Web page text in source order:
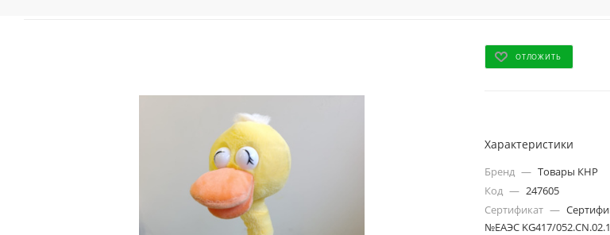
ОТЛОЖИТЬ
Характеристики
Бренд — Товары КНР
Код — 247605
Сертификат —
№ЕАЭС KG417/